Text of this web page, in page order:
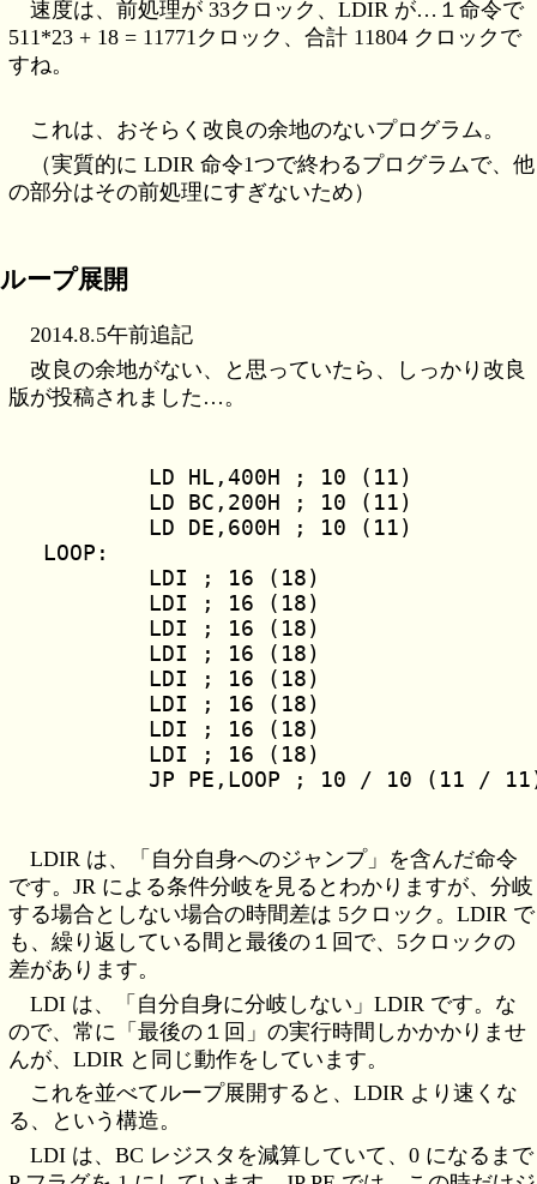
速度は、前処理が 33クロック、LDIR が…１命令で
511*23 + 18 = 11771クロック、合計 11804 クロックで
すね。
これは、おそらく改良の余地のないプログラム。
（実質的に LDIR 命令1つで終わるプログラムで、他
の部分はその前処理にすぎないため）
ループ展開
2014.8.5午前追記
改良の余地がない、と思っていたら、しっかり改良
版が投稿されました…。
LOOP:
LDIR は、「自分自身へのジャンプ」を含んだ命令
です。JR による条件分岐を見るとわかりますが、分岐
する場合としない場合の時間差は 5クロック。LDIR で
も、繰り返している間と最後の１回で、5クロックの
差があります。
LDI は、「自分自身に分岐しない」LDIR です。な
ので、常に「最後の１回」の実行時間しかかかりませ
んが、LDIR と同じ動作をしています。
これを並べてループ展開すると、LDIR より速くな
る、という構造。
LDI は、BC レジスタを減算していて、0 になるまで